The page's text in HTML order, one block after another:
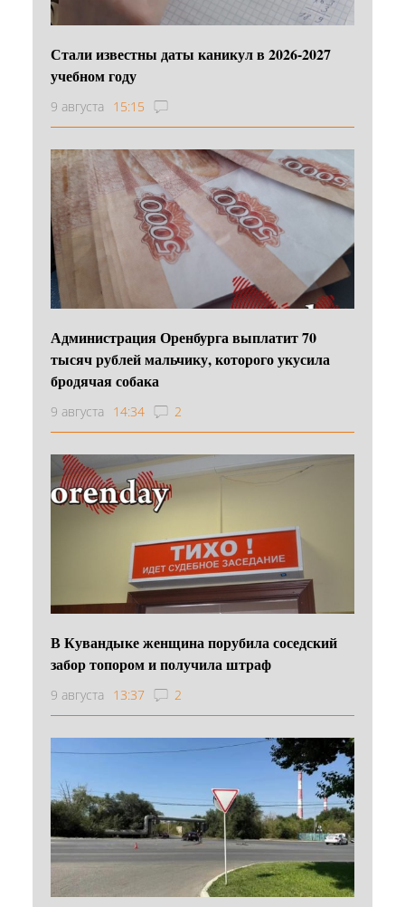
Стали известны даты каникул в 2026-2027
учебном году
9 августа 15:15
Администрация Оренбурга выплатит 70
тысяч рублей мальчику, которого укусила
бродячая собака
9 августа 14:34 2
В Кувандыке женщина порубила соседский
забор топором и получила штраф
9 августа 13:37 2